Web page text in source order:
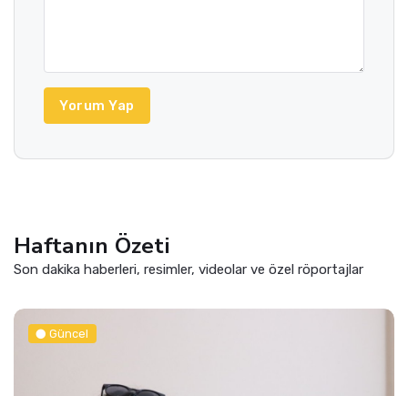
Yorum Yap
Haftanın Özeti
Son dakika haberleri, resimler, videolar ve özel röportajlar
Güncel